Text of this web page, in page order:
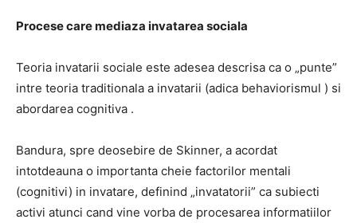
Procese care mediaza invatarea sociala
Teoria invatarii sociale este adesea descrisa ca o „punte”
intre teoria traditionala a invatarii (adica behaviorismul ) si
abordarea cognitiva .
Bandura, spre deosebire de Skinner, a acordat
intotdeauna o importanta cheie factorilor mentali
(cognitivi) in invatare, definind „invatatorii” ca subiecti
activi atunci cand vine vorba de procesarea informatiilor